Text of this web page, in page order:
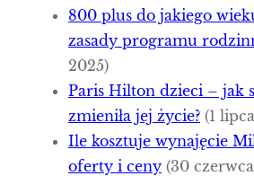
800 plus do jakiego
zasady programu
2025)
Paris Hilton dzieci – jak
zmieniła jej życie? (1
Ile kosztuje wynajęcie
oferty i ceny (30